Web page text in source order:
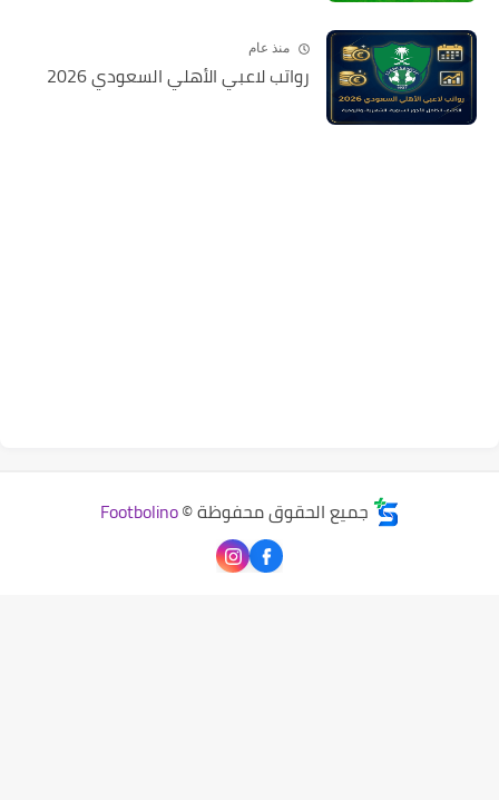
منذ عام
رواتب لاعبي الأهلي السعودي 2026
جميع الحقوق محفوظة ©Footbolino